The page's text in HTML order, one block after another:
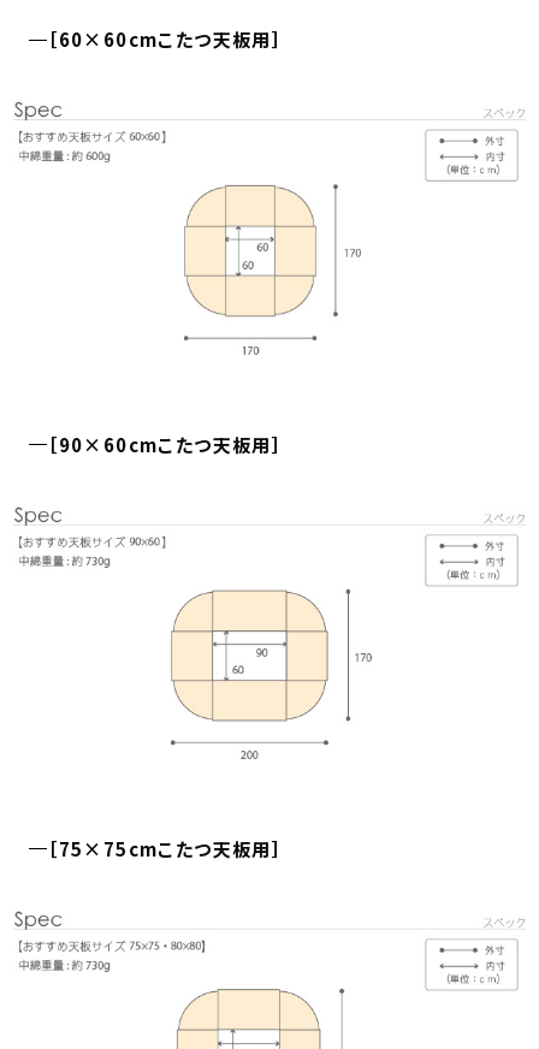
［60×60cmこたつ天板用］
［90×60cmこたつ天板用］
［75×75cmこたつ天板用］